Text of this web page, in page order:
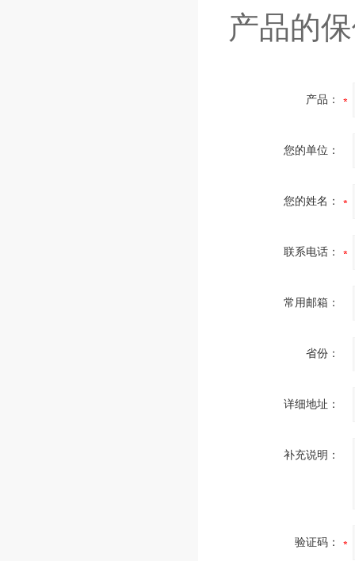
产品的
产品：
您的单位：
您的姓名：
联系电话：
常用邮箱：
省份：
详细地址：
补充说明：
验证码：